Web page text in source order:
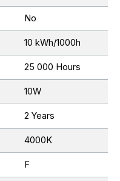
No
10 kWh/1000h
25 000 Hours
10W
2 Years
4000K
F